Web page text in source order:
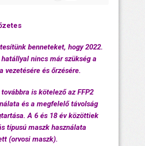
benneteket, hogy 2022.
nincs már szükség a
vezetésére és őrzésére.
is kötelező az FFP2
és a megfelelő távolság
A 6 és 18 év közöttiek
típusú maszk használata
(orvosi maszk).